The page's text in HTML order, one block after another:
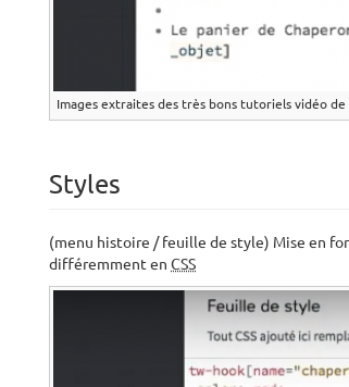
Images extraites des très bons tutoriels vidéo de
Styles
(menu histoire / feuille de style) Mise en
différemment en CSS